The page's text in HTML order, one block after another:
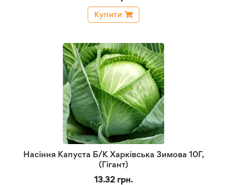
Купити
Насіння Капуста Б/К Харківська Зимова 10Г,
(Гігант)
13.32 грн.